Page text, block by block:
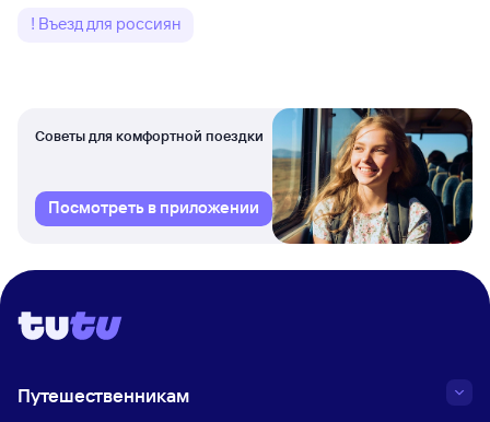
! Въезд для россиян
Советы для комфортной поездки
Посмотреть в приложении
Путешественникам